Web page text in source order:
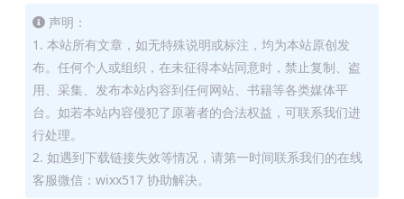
声明：
1. 本站所有文章，如无特殊说明或标注，均为本站原创发
布。任何个人或组织，在未征得本站同意时，禁止复制、盗
用、采集、发布本站内容到任何网站、书籍等各类媒体平
台。如若本站内容侵犯了原著者的合法权益，可联系我们进
行处理。
2. 如遇到下载链接失效等情况，请第一时间联系我们的在线
客服微信：wixx517 协助解决。